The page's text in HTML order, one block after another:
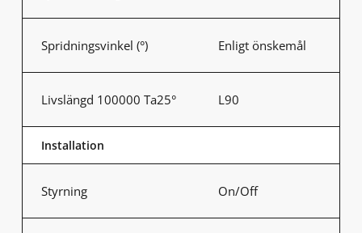
Spridningsvinkel (°) Enligt önskemål
Livslängd 100000 Ta25° L90
Installation
Styrning On/Off